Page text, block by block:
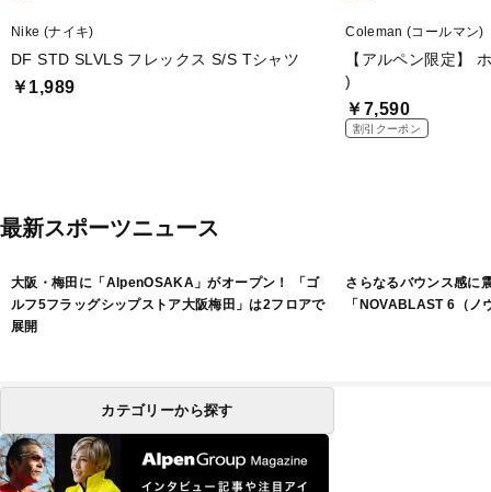
Nike (ナイキ)
DF STD SLVLS フレックス S/S Tシャツ
￥1,989
Coleman (コールマン)
【アルペン限定】
)
￥7,590
割引クーポン
最新スポーツニュース
大阪・梅田に「AlpenOSAKA」がオープン！ 「ゴ
ルフ5フラッグシップストア大阪梅田」は2フロアで
展開
さらなるバウンス感に
「NOVABLAST 6（ノ
カテゴリーから探す